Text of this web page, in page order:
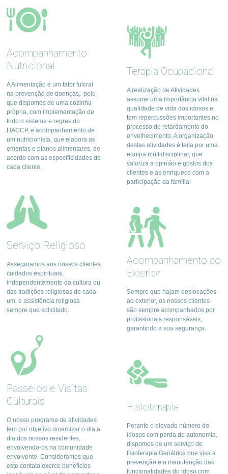
Acompanhamento
Nutricional
A Alimentação é um fator fulcral
na prevenção de doenças, pelo
que dispomos de uma cozinha
própria, com implementação de
todo o sistema e regras do
HACCP, e acompanhamento de
um nutricionista, que elabora as
ementas e planos alimentares, de
acordo com as especificidades de
cada cliente.
Terapia Ocupacional
A realização de Atividades
assume uma importância vital na
qualidade de vida dos idosos e
tem repercussões importantes no
processo de retardamento do
envelhecimento. A organização
destas atividades é feita por uma
equipa multidisciplinar, que
valoriza a opinião e gostos dos
clientes e as enriquece com a
participação da família!
Serviço Religioso
Asseguramos aos nossos clientes
cuidados espirituais,
independentemente da cultura ou
das tradições religiosas de cada
um, e assistência religiosa
sempre que solicitado.
Acompanhamento ao
Exterior
Sempre que hajam deslocações
ao exterior, os nossos clientes
são sempre acompanhados por
profissionais responsáveis,
garantindo a sua segurança.
Passeios e Visitas
Culturais
O nosso programa de atividades
tem por objetivo dinamizar o dia a
dia dos nossos residentes,
envolvendo-os na comunidade
envolvente. Consideramos que
este contato exerce benefícios
Fisioterapia
Perante o elevado número de
idosos com perda de autonomia,
dispomos de um serviço de
fisioterapia Geriátrica que visa a
prevenção e a manutenção das
funcionalidades do idoso com